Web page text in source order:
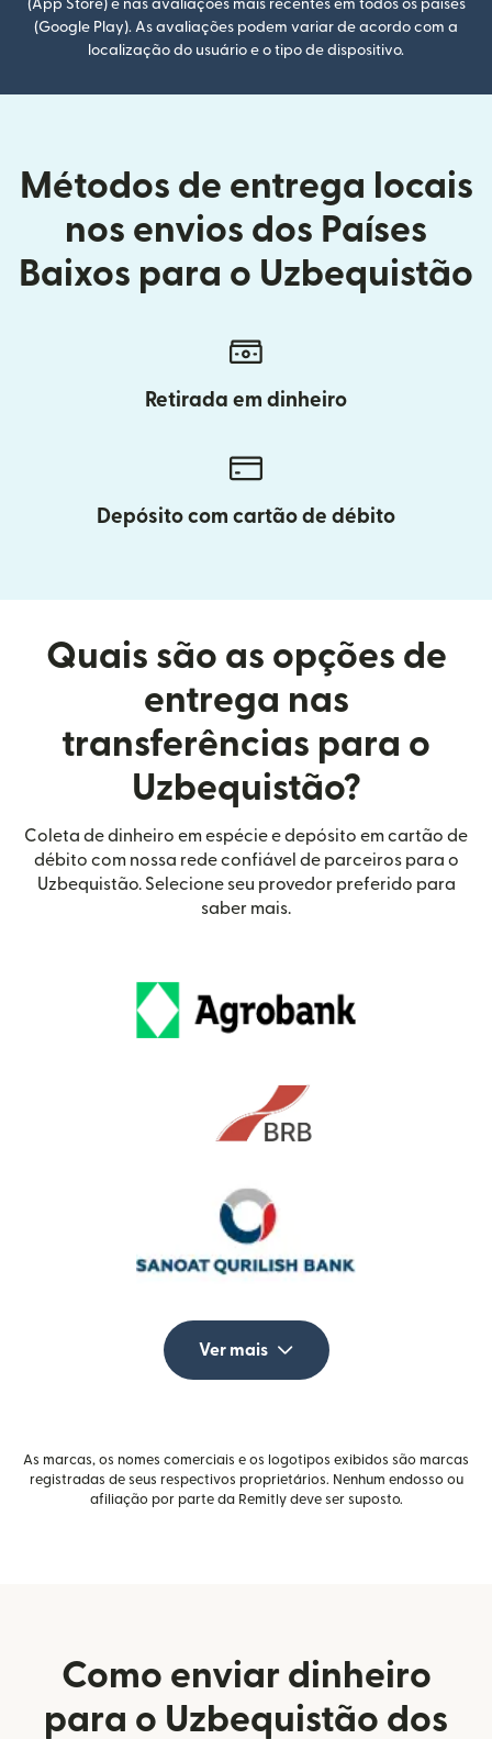
(App Store) e nas avaliações mais recentes em todos os países
(Google Play). As avaliações podem variar de acordo com a
localização do usuário e o tipo de dispositivo.
Métodos de entrega locais
nos envios dos Países
Baixos para o Uzbequistão
Retirada em dinheiro
Depósito com cartão de débito
Quais são as opções de
entrega nas
transferências para o
Uzbequistão?
Coleta de dinheiro em espécie e depósito em cartão de
débito com nossa rede confiável de parceiros para o
Uzbequistão. Selecione seu provedor preferido para
saber mais.
Ver mais
As marcas, os nomes comerciais e os logotipos exibidos são marcas
registradas de seus respectivos proprietários. Nenhum endosso ou
afiliação por parte da Remitly deve ser suposto.
Como enviar dinheiro
para o Uzbequistão dos